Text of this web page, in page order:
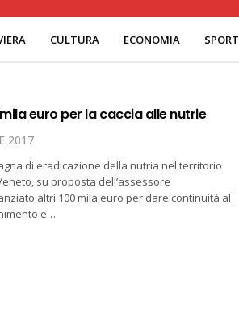
CULTURA ECONOMIA SPORT
euro per la caccia alle nutrie
2017
di eradicazione della nutria nel territorio
su proposta dell’assessore
altri 100 mila euro per dare continuità al
e…